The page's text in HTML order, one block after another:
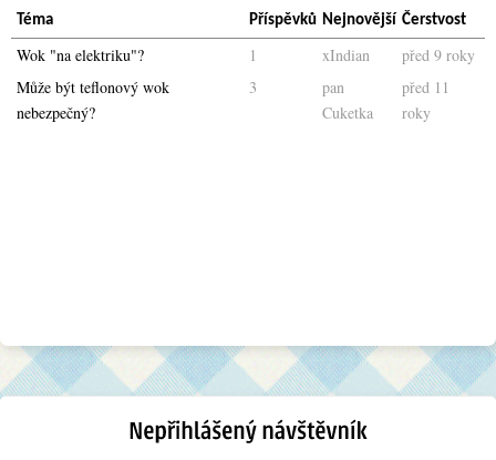
Téma Příspěvků Nejnovější Čerstvost
Wok "na elektriku"? 1 xIndian
před 9 roky
Může být teflonový wok
nebezpečný?
3
pan
Cuketka
před 11
roky